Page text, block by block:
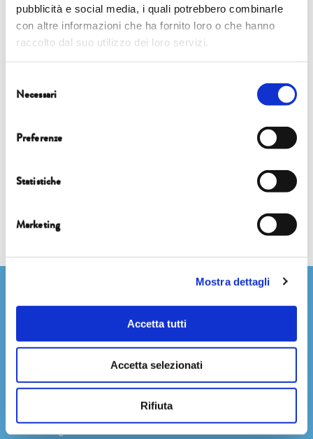
pubblicità e social media, i quali potrebbero combinarle
con altre informazioni che ha fornito loro o che hanno
raccolto dal suo utilizzo dei loro servizi.
delNecessari
Preferenze
Statistiche
Marketing
Mostra dettagli
Accetta tutti
Accetta selezionati
Rifiuta
Eventi
Newsletter
Dichiaro di avere più di 14 anni
degli Editori Laterza, come indicato nel punto 2.b dell'informativa ex
art. 13 Reg. UE 2016/679